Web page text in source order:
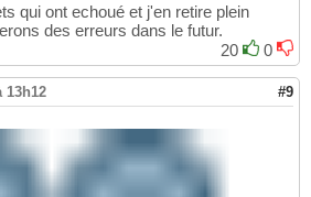
qui ont echoué et j'en retire plein
des erreurs dans le futur.
20
0
13h12 #9